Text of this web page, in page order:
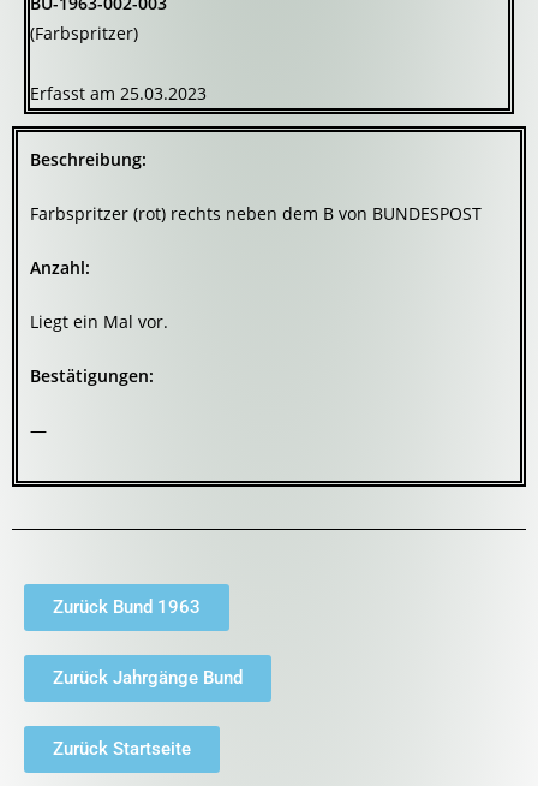
(Farbspritzer)
Erfasst am 25.03.2023
Beschreibung:
Farbspritzer (rot) rechts neben dem B von BUNDESPOST
Anzahl:
Liegt ein Mal vor.
Bestätigungen:
—
Zurück Bund 1963
Zurück Jahrgänge Bund
Zurück Startseite